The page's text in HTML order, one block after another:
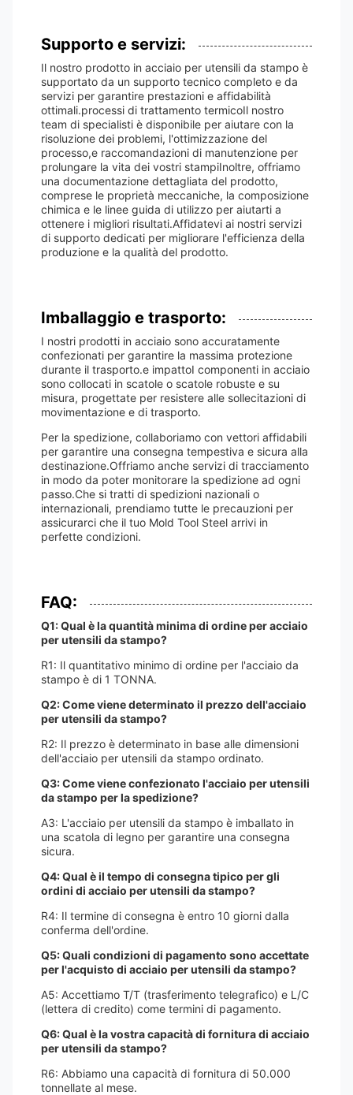
Supporto e servizi:
Il nostro prodotto in acciaio per utensili da stampo è
supportato da un supporto tecnico completo e da
servizi per garantire prestazioni e affidabilità
ottimali.processi di trattamento termicoIl nostro
team di specialisti è disponibile per aiutare con la
risoluzione dei problemi, l'ottimizzazione del
processo,e raccomandazioni di manutenzione per
prolungare la vita dei vostri stampiInoltre, offriamo
una documentazione dettagliata del prodotto,
comprese le proprietà meccaniche, la composizione
chimica e le linee guida di utilizzo per aiutarti a
ottenere i migliori risultati.Affidatevi ai nostri servizi
di supporto dedicati per migliorare l'efficienza della
produzione e la qualità del prodotto.
Imballaggio e trasporto:
I nostri prodotti in acciaio sono accuratamente
confezionati per garantire la massima protezione
durante il trasporto.e impattoI componenti in acciaio
sono collocati in scatole o scatole robuste e su
misura, progettate per resistere alle sollecitazioni di
movimentazione e di trasporto.
Per la spedizione, collaboriamo con vettori affidabili
per garantire una consegna tempestiva e sicura alla
destinazione.Offriamo anche servizi di tracciamento
in modo da poter monitorare la spedizione ad ogni
passo.Che si tratti di spedizioni nazionali o
internazionali, prendiamo tutte le precauzioni per
assicurarci che il tuo Mold Tool Steel arrivi in
perfette condizioni.
FAQ:
Q1: Qual è la quantità minima di ordine per acciaio
per utensili da stampo?
R1: Il quantitativo minimo di ordine per l'acciaio da
stampo è di 1 TONNA.
Q2: Come viene determinato il prezzo dell'acciaio
per utensili da stampo?
R2: Il prezzo è determinato in base alle dimensioni
dell'acciaio per utensili da stampo ordinato.
Q3: Come viene confezionato l'acciaio per utensili
da stampo per la spedizione?
A3: L'acciaio per utensili da stampo è imballato in
una scatola di legno per garantire una consegna
sicura.
Q4: Qual è il tempo di consegna tipico per gli
ordini di acciaio per utensili da stampo?
R4: Il termine di consegna è entro 10 giorni dalla
conferma dell'ordine.
Q5: Quali condizioni di pagamento sono accettate
per l'acquisto di acciaio per utensili da stampo?
A5: Accettiamo T/T (trasferimento telegrafico) e L/C
(lettera di credito) come termini di pagamento.
Q6: Qual è la vostra capacità di fornitura di acciaio
per utensili da stampo?
R6: Abbiamo una capacità di fornitura di 50.000
tonnellate al mese.